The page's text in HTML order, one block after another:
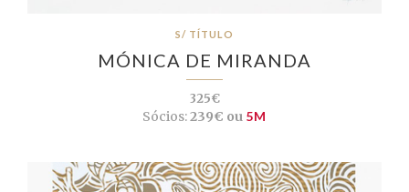
S/ TÍTULO
MÓNICA DE MIRANDA
325€
Sócios:239€ ou 5M